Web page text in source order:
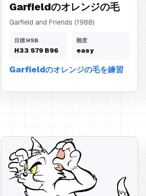
Garfieldのオレンジの毛
Garfield and Friends (1988)
目標 HSB
H33 S79 B96
難度
easy
Garfieldのオレンジの毛を練習